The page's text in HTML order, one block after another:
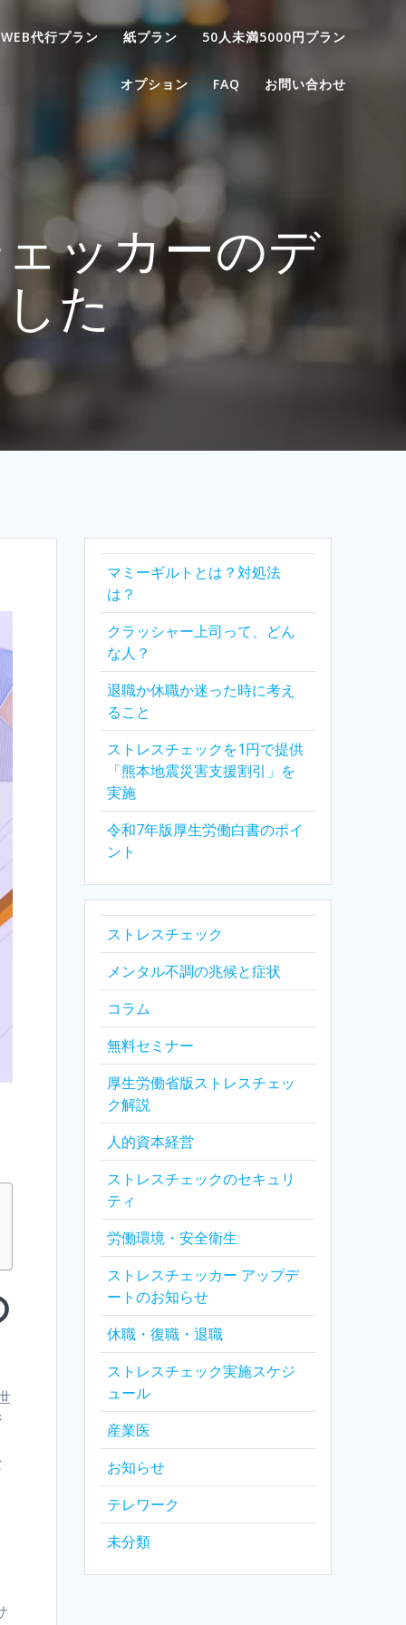
WEB代行プラン 紙プラン 50人未満5000円プラン
オプション FAQ お問い合わせ
ッカーのデ
た
マミーギルトとは？対処法
は？
クラッシャー上司って、どん
な人？
退職か休職か迷った時に考え
ること
ストレスチェックを1円で提供
「熊本地震災害支援割引」を
実施
令和7年版厚生労働白書のポイ
ント
ストレスチェック
メンタル不調の兆候と症状
コラム
無料セミナー
厚生労働省版ストレスチェッ
ク解説
人的資本経営
ストレスチェックのセキュリ
ティ
労働環境・安全衛生
ストレスチェッカー アップデ
ートのお知らせ
休職・復職・退職
ストレスチェック実施スケジ
ュール
産業医
お知らせ
テレワーク
未分類